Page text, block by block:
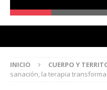
INICIO CUERPO Y
sanación, la terapia